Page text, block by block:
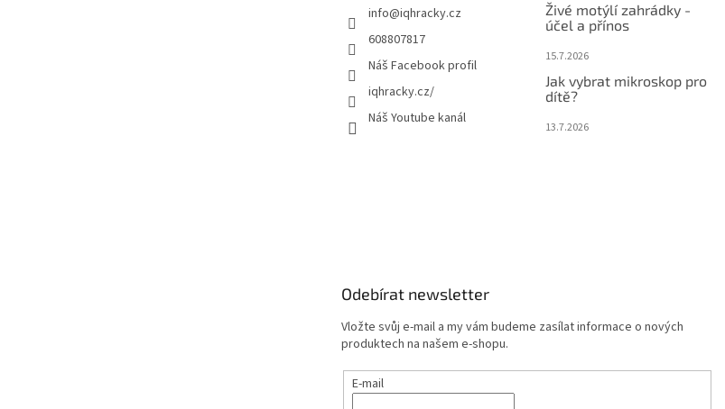
info@iqhracky.cz
608807817
Náš Facebook profil
iqhracky.cz/
Náš Youtube kanál
Živé motýlí zahrádky -
účel a přínos
15.7.2026
Jak vybrat mikroskop pro
dítě?
13.7.2026
Odebírat newsletter
Vložte svůj e-mail a my vám budeme zasílat informace o nových
produktech na našem e-shopu.
E-mail